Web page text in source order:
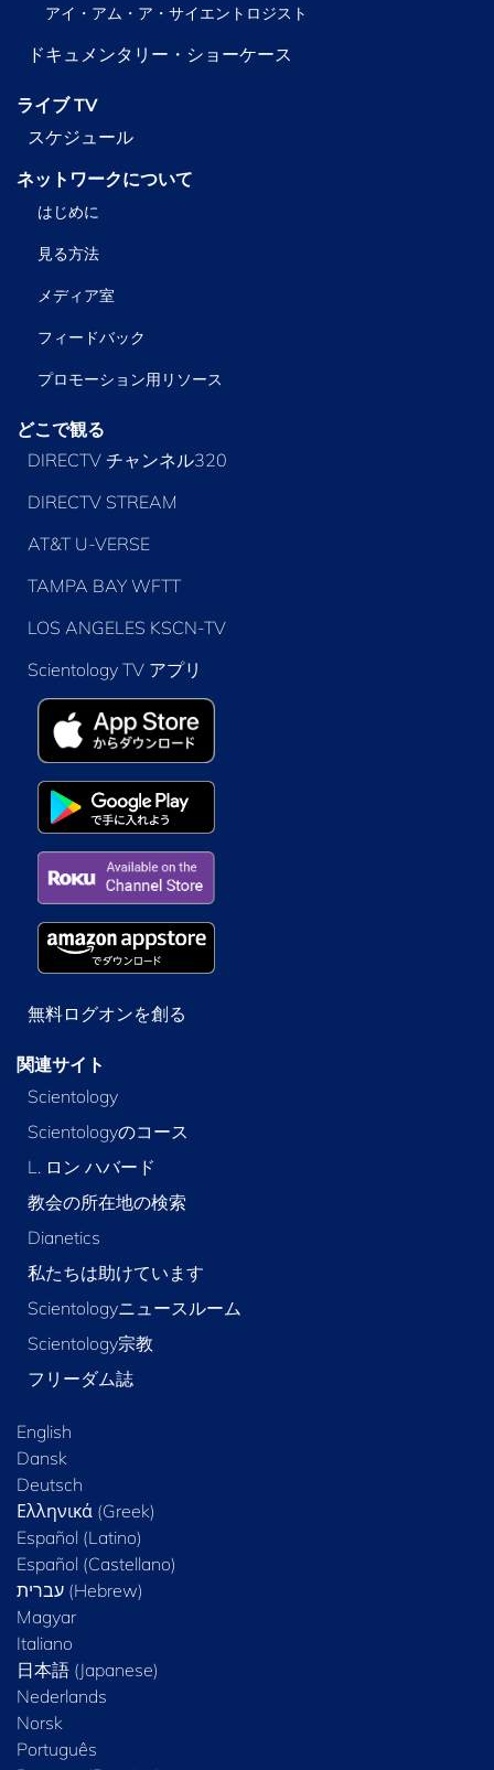
アイ・アム・ア・サイエントロジスト
ドキュメンタリー・ショーケース
ライブ TV
スケジュール
ネットワークについて
はじめに
見る方法
メディア室
フィードバック
プロモーション用リソース
どこで観る
DIRECTV チャンネル320
DIRECTV STREAM
AT&T U-VERSE
TAMPA BAY WFTT
LOS ANGELES KSCN-TV
Scientology TV アプリ
無料ログオンを創る
関連サイト
Scientology
Scientologyのコース
L. ロン ハバード
教会の所在地の検索
Dianetics
私たちは助けています
Scientologyニュースルーム
Scientology宗教
フリーダム誌
English
Dansk
Deutsch
Ελληνικά (Greek)
Español (Latino)
Español (Castellano)
Magyar
Italiano
日本語 (Japanese)
Nederlands
Norsk
Português